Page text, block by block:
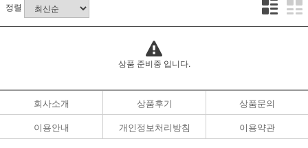
정렬
상품 준비중 입니다.
회사소개 상품후기
상품문의
이용안내
개인정보처리방침 이용약관